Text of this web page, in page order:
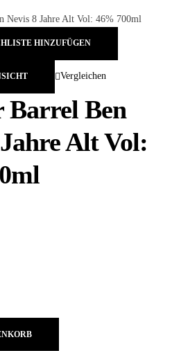
HINZUFÜGEN
Vergleichen
Barrel Ben
Alt Vol: